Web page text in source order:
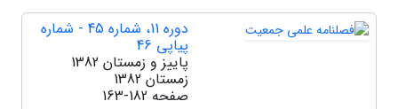
دوره 11، شماره 45 - شماره
پیاپی 46
پاییز و زمستان 1382
زمستان 1382
صفحه 163-182